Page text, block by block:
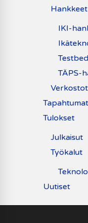
Hankkeet
IKI-
TÄPS-
Verkostot
Tapahtumat
Tulokset
Julkaisut
Työkalut
Uutiset